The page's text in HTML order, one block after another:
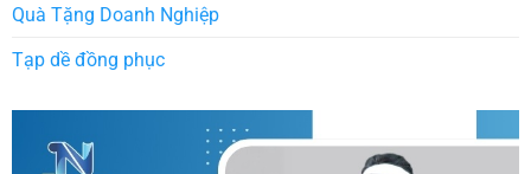
Quà Tặng Doanh Nghiệp
Tạp dề đồng phục